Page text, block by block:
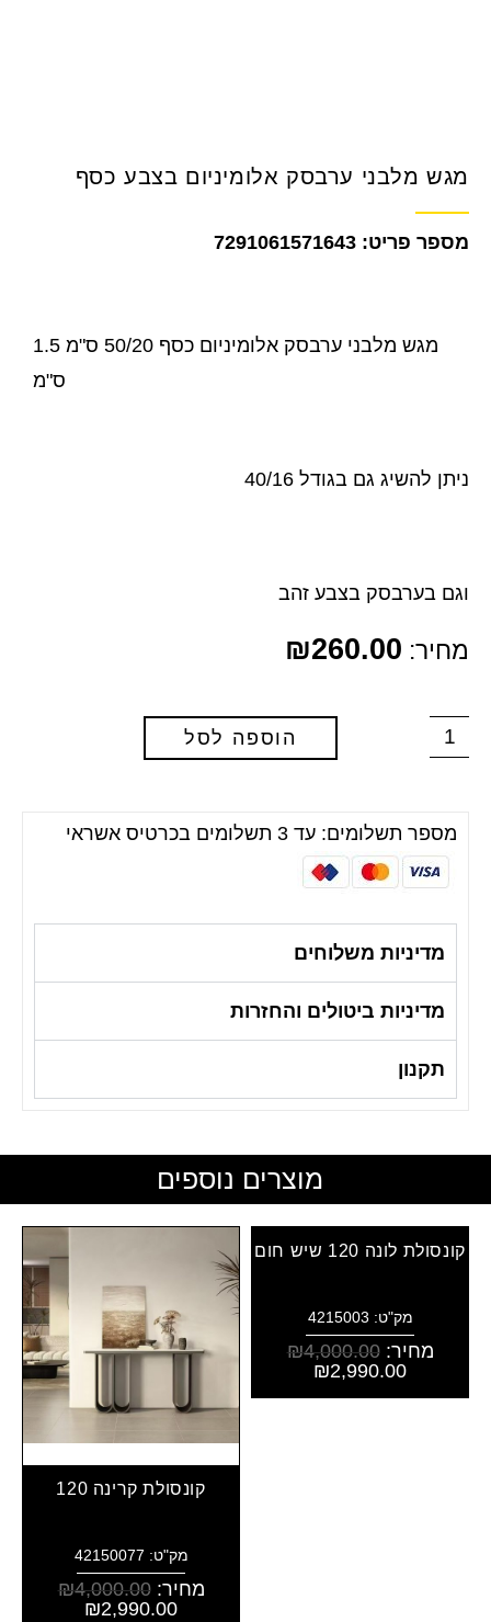
מגש מלבני ערבסק אלומיניום בצבע כסף
7291061571643
מגש מלבני ערבסק אלומיניום כסף 50/20 ס"מ 1.5
ס"מ
ניתן להשיג גם בגודל 40/16
וגם בערבסק בצבע זהב
מחיר: ₪260.00
הוספה לסל
מספר תשלומים: עד 3 תשלומים בכרטיס אשראי
מדיניות משלוחים
מדיניות ביטולים והחזרות
תקנון
מוצרים נוספים
קונסולת לונה 120 שיש חום
מק"ט: 4215003
מחיר: ₪4,000.00
₪2,990.00
קונסולת קרינה 120
מק"ט: 42150077
מחיר: ₪4,000.00
₪2,990.00